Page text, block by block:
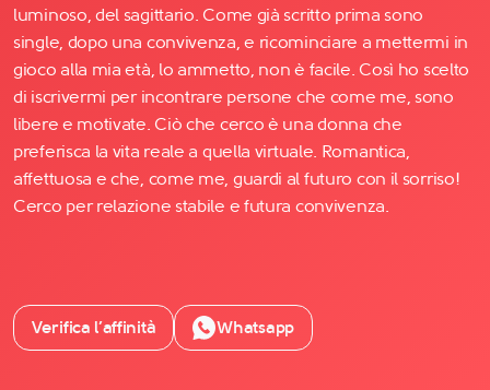
luminoso, del sagittario. Come già scritto prima sono
single, dopo una convivenza, e ricominciare a mettermi in
gioco alla mia età, lo ammetto, non è facile. Così ho scelto
di iscrivermi per incontrare persone che come me, sono
libere e motivate. Ciò che cerco è una donna che
preferisca la vita reale a quella virtuale. Romantica,
affettuosa e che, come me, guardi al futuro con il sorriso!
Cerco per relazione stabile e futura convivenza.
Verifica l’affinità Whatsapp